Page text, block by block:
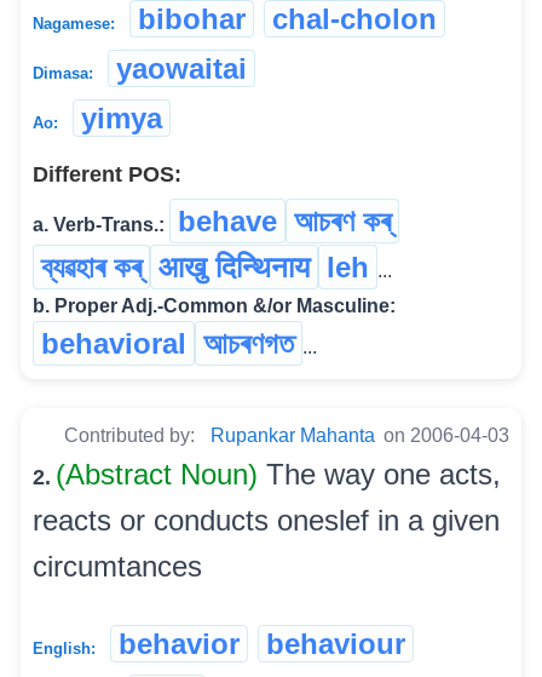
Nagamese: bibohar chal-cholon
Dimasa: yaowaitai
Ao: yimya
Different POS:
a. Verb-Trans.: behave আচৰণ কৰ্
ব্যৱহাৰ কৰ্ आखु दिन्थिनाय leh ...
b. Proper Adj.-Common &/or Masculine:
behavioral আচৰণগত ...
Contributed by: Rupankar Mahanta on 2006-04-03
2. (Abstract Noun) The way one acts,
reacts or conducts oneslef in a given
circumtances
English: behavior
behaviour